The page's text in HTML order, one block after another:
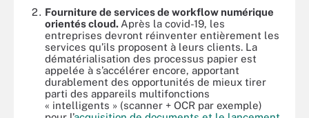
Fourniture de services de workflow numérique
orientés cloud. Après la covid-19, les
entreprises devront réinventer entièrement les
services qu’ils proposent à leurs clients. La
dématérialisation des processus papier est
appelée à s’accélérer encore, apportant
durablement des opportunités de mieux tirer
parti des appareils multifonctions
« intelligents » (scanner + OCR par exemple)